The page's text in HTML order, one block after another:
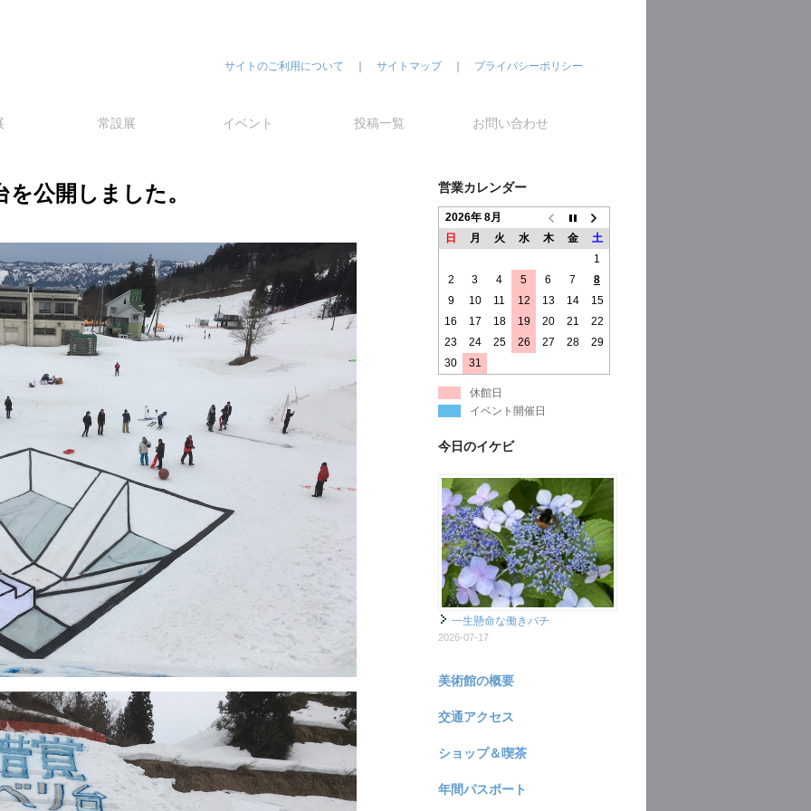
サイトのご利用について サイトマップ｜ プライバシーポリシー
常設展 イベント 投稿一覧 お問い合わせ
公開しました。 営業カレンダー
2026年 8月
日
月 火 水 木 金
土
1
2
3 4 5 6 7
8
9
10 11 12 13 14
15
16
17 18 19 20 21
22
23
24 25 26 27 28
29
30
31
休館日
イベント開催日
今日のイケビ
一生懸命な働きバチ
2026-07-17
美術館の概要
交通アクセス
ショップ＆喫茶
年間パスポート